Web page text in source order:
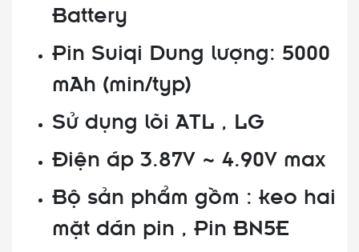
Battery
Pin Suiqi Dung lượng: 5000
mAh (min/typ)
Sử dụng lõi ATL , LG
Điện áp 3.87V ~ 4.90V max
Bộ sản phẩm gồm : keo hai
mặt dán pin , Pin BN5E